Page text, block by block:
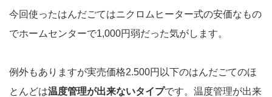
今回使ったはんだごてはニクロムヒーター式の安価なもの
でホームセンターで1,000円弱だった気がします。
例外もありますが実売価格2.500円以下のはんだごてのほ
とんどは温度管理が出来ないタイプです。温度管理が出来